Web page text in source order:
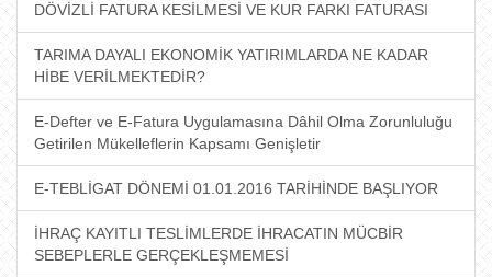
DÖVİZLİ FATURA KESİLMESİ VE KUR FARKI FATURASI
TARIMA DAYALI EKONOMİK YATIRIMLARDA NE KADAR
HİBE VERİLMEKTEDİR?
E-Defter ve E-Fatura Uygulamasına Dâhil Olma Zorunluluğu
Getirilen Mükelleflerin Kapsamı Genişletir
E-TEBLİGAT DÖNEMİ 01.01.2016 TARİHİNDE BAŞLIYOR
İHRAÇ KAYITLI TESLİMLERDE İHRACATIN MÜCBİR
SEBEPLERLE GERÇEKLEŞMEMESİ